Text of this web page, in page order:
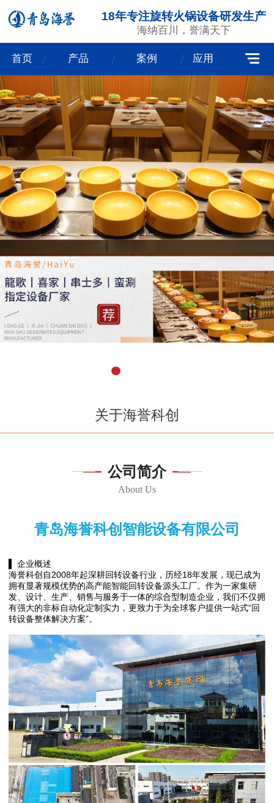
18年专注旋转火锅设备研发生产
海纳百川，誉满天下
首页 产品 案例 应用
我们
关于海誉科创
公司简介
About Us
青岛海誉科创智能设备有限公司
▌ 企业概述
海誉科创自2008年起深耕回转设备行业，历经18年发展，现已成为
拥有显著规模优势的高产能智能回转设备源头工厂。作为一家集研
发、设计、生产、销售与服务于一体的综合型制造企业，我们不仅拥
有强大的非标自动化定制实力，更致力于为全球客户提供一站式“回
转设备整体解决方案”。